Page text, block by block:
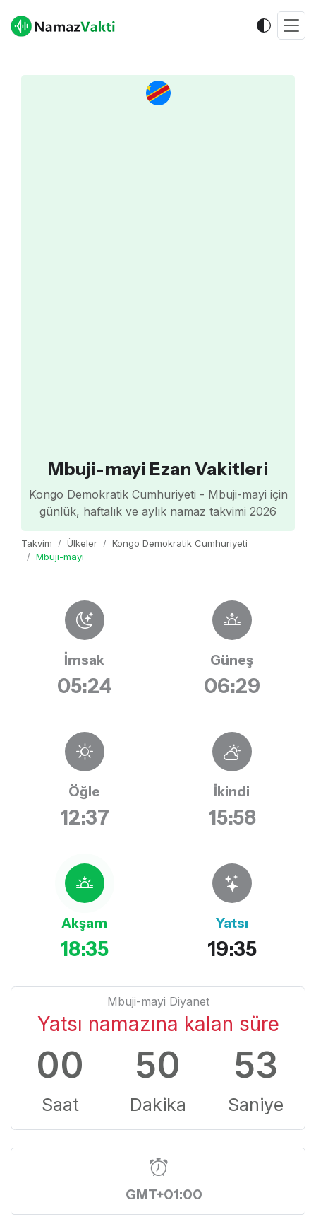
Mbuji-mayi Ezan Vakitleri
Kongo Demokratik Cumhuriyeti - Mbuji-mayi için
günlük, haftalık ve aylık namaz takvimi 2026
Takvim Ülkeler
Kongo Demokratik Cumhuriyeti
Mbuji-mayi
İmsak
05:24
Güneş
06:29
Öğle
12:37
İkindi
15:58
Akşam
18:35
Yatsı
19:35
Mbuji-mayi Diyanet
Yatsı namazına kalan süre
00
Saat
50
Dakika
52
Saniye
GMT+01:00